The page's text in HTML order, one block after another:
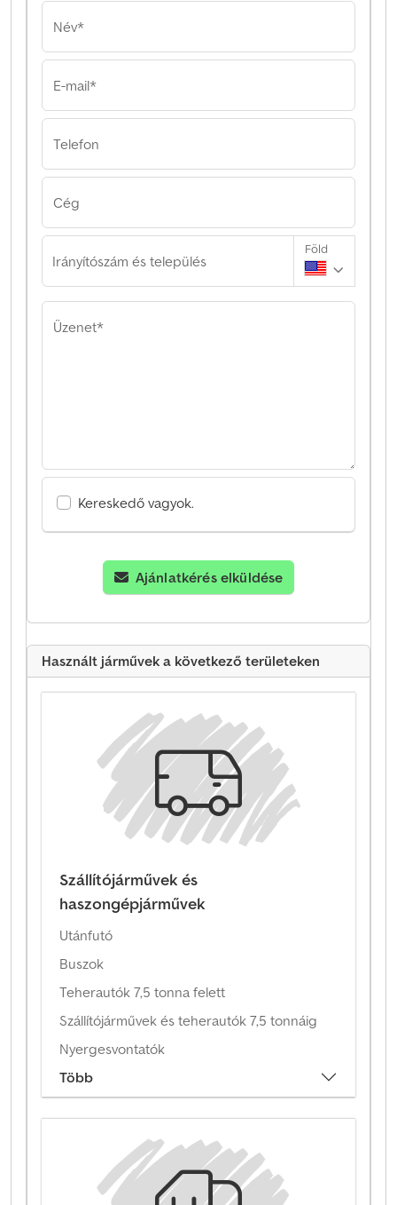
Név*
E-mail*
Telefon
Cég
Irányítószám és település
Föld
Üzenet*
Kereskedő vagyok.
Ajánlatkérés elküldése
Használt járművek a következő területeken
Szállítójárművek és
haszongépjárművek
Utánfutó
Buszok
Teherautók 7,5 tonna felett
Szállítójárművek és teherautók 7,5 tonnáig
Nyergesvontatók
Több